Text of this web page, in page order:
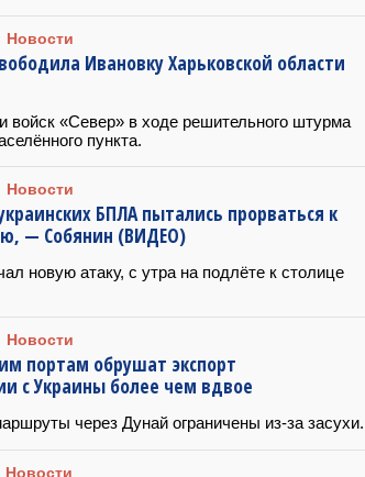
Новости
Ивановку Харьковской области
войск «Север» в ходе решительного штурма
пункта.
Новости
БПЛА пытались прорваться к
— Собянин (ВИДЕО)
новую атаку, с утра на подлёте к столице
Новости
портам обрушат экспорт
с Украины более чем вдвое
через Дунай ограничены из-за засухи.
Новости